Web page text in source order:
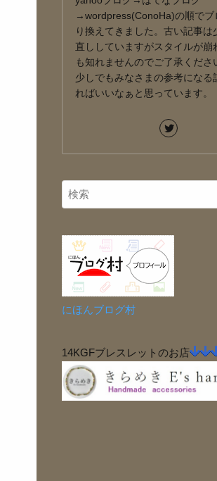
→wordpress(ConoHa)の順でブ
り換えてきました。古い記事は
直ししていますがスタイルが崩
も知れませんのでご了承くださ
少しでもみなさまの参考になる
ればいいなぁと思っています。
にほんブログ村
14KGFブレスレットのお店